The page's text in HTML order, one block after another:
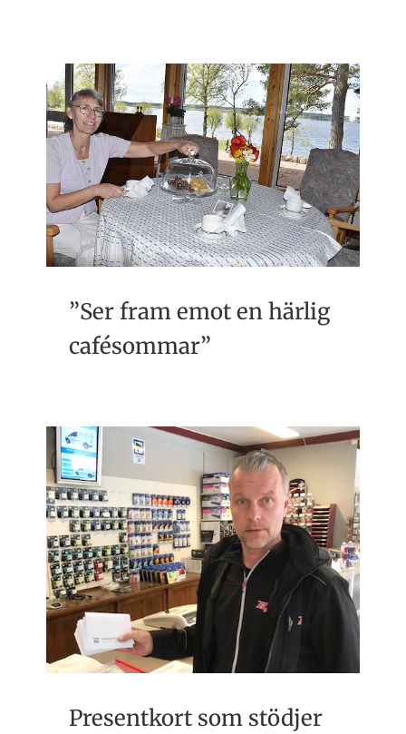
”Ser fram emot en härlig
cafésommar”
Presentkort som stödjer